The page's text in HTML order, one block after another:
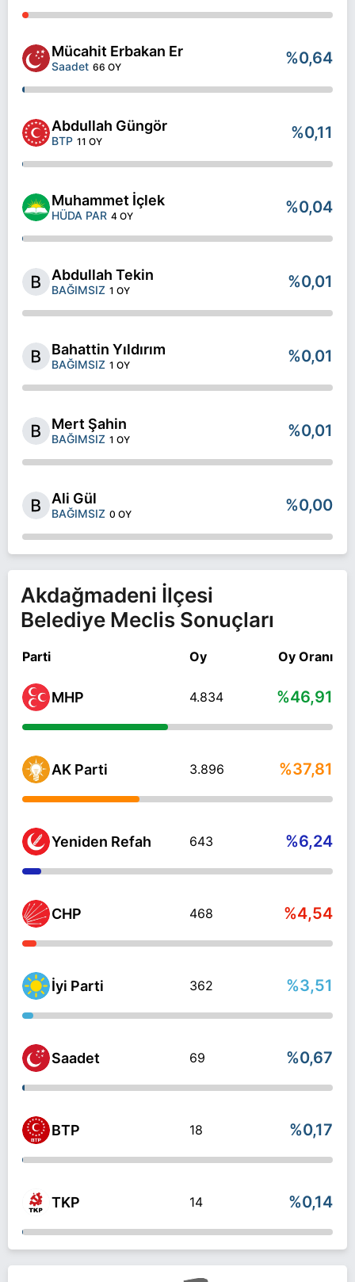
Mücahit Erbakan Er
Saadet 66 OY %0,64
Abdullah Güngör
BTP 11 OY %0,11
Muhammet İçlek
HÜDA PAR 4 OY %0,04
Abdullah Tekin
BAĞIMSIZ 1 OY %0,01
Bahattin Yıldırım
BAĞIMSIZ 1 OY %0,01
Mert Şahin
BAĞIMSIZ 1 OY %0,01
Ali Gül
BAĞIMSIZ 0 OY %0,00
Akdağmadeni İlçesi
Belediye Meclis Sonuçları
Parti Oy Oy Oranı
MHP 4.834 %46,91
AK Parti 3.896 %37,81
Yeniden Refah 643 %6,24
CHP 468 %4,54
İyi Parti 362 %3,51
Saadet 69 %0,67
BTP 18 %0,17
TKP 14 %0,14